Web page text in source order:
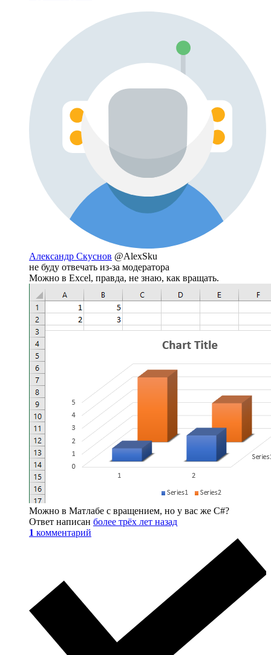
Александр Скуснов @AlexSku
не буду отвечать из-за модератора
Можно в Excel, правда, не знаю, как вращать.
Можно в Матлабе с вращением, но у вас же C#?
Ответ написан более трёх лет назад
1 комментарий